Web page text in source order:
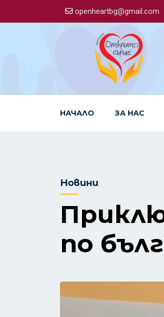
openheartbg@gmail.com
НАЧАЛО ЗА НАС
Новини
по